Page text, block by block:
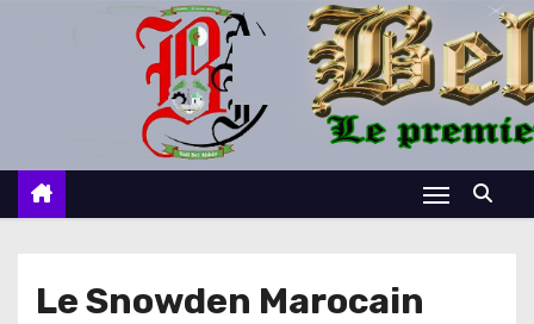
c
Le Snowden Marocain